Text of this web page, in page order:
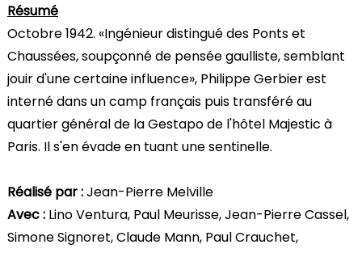
Résumé
Octobre 1942. «Ingénieur distingué des Ponts et
Chaussées, soupçonné de pensée gaulliste, semblant
jouir d'une certaine influence», Philippe Gerbier est
interné dans un camp français puis transféré au
quartier général de la Gestapo de l'hôtel Majestic à
Paris. Il s'en évade en tuant une sentinelle.
Réalisé par :Jean-Pierre Melville
Avec : Lino Ventura, Paul Meurisse, Jean-Pierre Cassel,
Simone Signoret, Claude Mann, Paul Crauchet,